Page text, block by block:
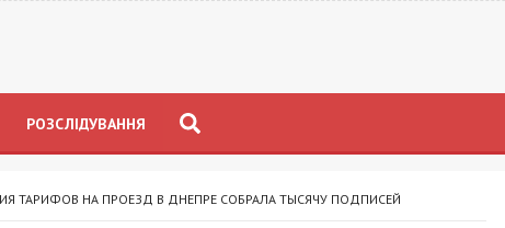
РОЗСЛІДУВАННЯ
ТАРИФОВ НА ПРОЕЗД В ДНЕПРЕ СОБРАЛА ТЫСЯЧУ ПОДПИСЕЙ